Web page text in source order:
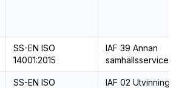
SS-EN ISO
14001:2015
IAF 39 Annan
samhällsservice
SS-EN ISO
IAF 02 Utvinning